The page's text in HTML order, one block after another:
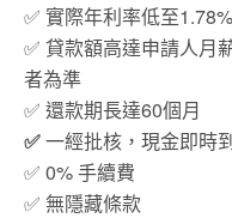
✅ 實際年利率低至
✅ 貸款額高達申請人月
者為準
✅ 還款期長達60個月
✅一經批核，現金即時
✅ 0% 手續費
✅ 無隱藏條款